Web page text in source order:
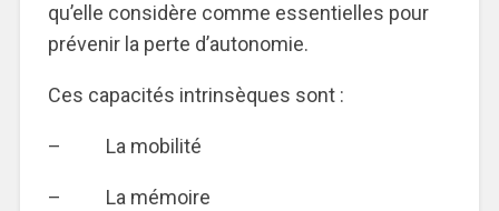
qu’elle considère comme essentielles pour
prévenir la perte d’autonomie.
Ces capacités intrinsèques sont :
– La mobilité
– La mémoire